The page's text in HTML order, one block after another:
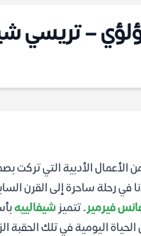
– تريسي
الأعمال الأدبية التي تركت
في رحلة ساحرة إلى القرن
فيرمير. تتميز شيفالييه
اليومية في تلك الحقبة